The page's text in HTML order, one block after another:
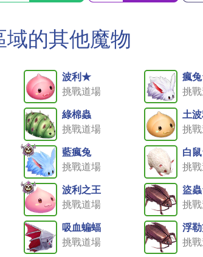
域的其他魔物
波利★
挑戰道場
瘋
挑
綠棉蟲
挑戰道場
土波
挑
藍瘋兔
挑戰道場
白
挑
波利之王
挑戰道場
盜
挑
吸血蝙蝠
挑戰道場
浮
挑